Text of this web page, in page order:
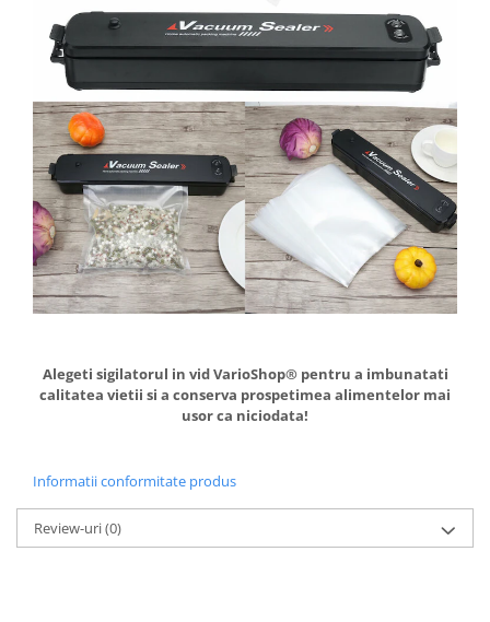
Alegeti sigilatorul in vid VarioShop® pentru a imbunatati
calitatea vietii si a conserva prospetimea alimentelor mai
usor ca niciodata!
Informatii conformitate produs
Review-uri(0)